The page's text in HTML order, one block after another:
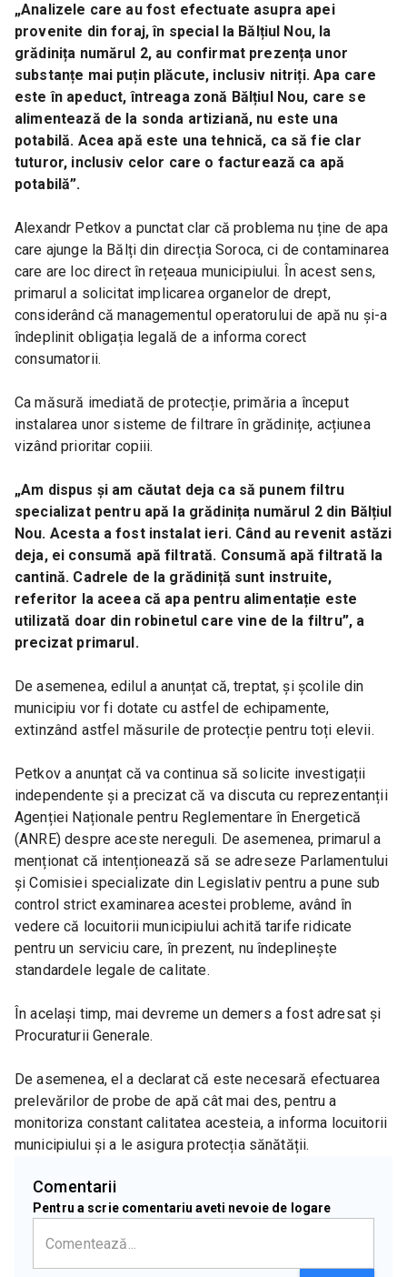
„Analizele care au fost efectuate asupra apei
provenite din foraj, în special la Bălțiul Nou, la
grădinița numărul 2, au confirmat prezența unor
substanțe mai puțin plăcute, inclusiv nitriți. Apa care
este în apeduct, întreaga zonă Bălțiul Nou, care se
alimentează de la sonda artiziană, nu este una
potabilă. Acea apă este una tehnică, ca să fie clar
tuturor, inclusiv celor care o facturează ca apă
potabilă”.
Alexandr Petkov a punctat clar că problema nu ține de apa
care ajunge la Bălți din direcția Soroca, ci de contaminarea
care are loc direct în rețeaua municipiului. În acest sens,
primarul a solicitat implicarea organelor de drept,
considerând că managementul operatorului de apă nu și-a
îndeplinit obligația legală de a informa corect
consumatorii.
Ca măsură imediată de protecție, primăria a început
instalarea unor sisteme de filtrare în grădinițe, acțiunea
vizând prioritar copiii.
„Am dispus și am căutat deja ca să punem filtru
specializat pentru apă la grădinița numărul 2 din Bălțiul
Nou. Acesta a fost instalat ieri. Când au revenit astăzi
deja, ei consumă apă filtrată. Consumă apă filtrată la
cantină. Cadrele de la grădiniță sunt instruite,
referitor la aceea că apa pentru alimentație este
utilizată doar din robinetul care vine de la filtru”, a
precizat primarul.
De asemenea, edilul a anunțat că, treptat, și școlile din
municipiu vor fi dotate cu astfel de echipamente,
extinzând astfel măsurile de protecție pentru toți elevii.
Petkov a anunțat că va continua să solicite investigații
independente și a precizat că va discuta cu reprezentanții
Agenției Naționale pentru Reglementare în Energetică
(ANRE) despre aceste nereguli. De asemenea, primarul a
menționat că intenționează să se adreseze Parlamentului
și Comisiei specializate din Legislativ pentru a pune sub
control strict examinarea acestei probleme, având în
vedere că locuitorii municipiului achită tarife ridicate
pentru un serviciu care, în prezent, nu îndeplinește
standardele legale de calitate.
În același timp, mai devreme un demers a fost adresat și
Procuraturii Generale.
De asemenea, el a declarat că este necesară efectuarea
prelevărilor de probe de apă cât mai des, pentru a
monitoriza constant calitatea acesteia, a informa locuitorii
municipiului și a le asigura protecția sănătății.
Comentarii
Pentru a scrie comentariu aveti nevoie de logare